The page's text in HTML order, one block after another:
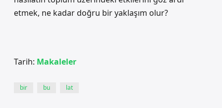
etmek, ne kadar doğru bir yaklaşım olur?
Tarih: Makaleler
bir bu lat